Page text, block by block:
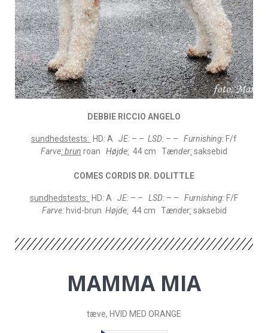
DEBBIE RICCIO ANGELO
sundhedstests: HD:A JE: – – LSD: – – Furnishing: F/f
Farve: brun roan Højde: 44 cm Tænder:saksebid
COMES CORDIS DR. DOLITTLE
sundhedstests: HD:A JE: – – LSD: – – Furnishing: F/F
Farve: hvid-brun Højde: 44 cm Tænder: saksebid
MAMMA MIA
tæve, HVID MED ORANGE